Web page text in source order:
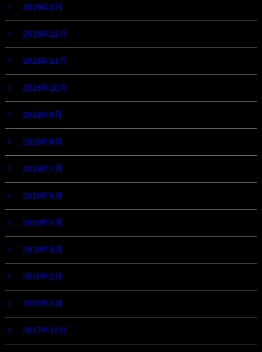
2019年2月
2018年12月
2018年11月
2018年10月
2018年9月
2018年8月
2018年7月
2018年6月
2018年4月
2018年3月
2018年2月
2018年1月
2017年12月